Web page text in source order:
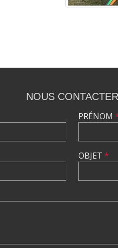
NOUS CONTACTER
PRÉNOM
OBJET *